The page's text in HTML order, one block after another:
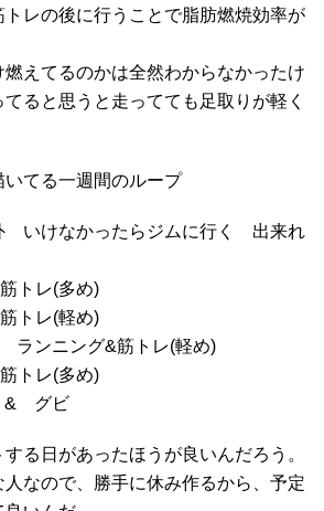
レの後に行うことで脂肪燃焼効率が
燃えてるのかは全然わからなかったけ
ると思うと走ってても足取りが軽く
てる一週間のループ
いけなかったらジムに行く 出来れ
トレ(多め)
トレ(軽め)
ンニング&筋トレ(軽め)
トレ(多め)
& グビ
る日があったほうが良いんだろう。
なので、勝手に休み作るから、予定